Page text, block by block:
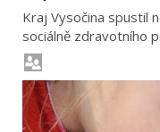
Kraj Vysočina spustil
sociálně zdravotního